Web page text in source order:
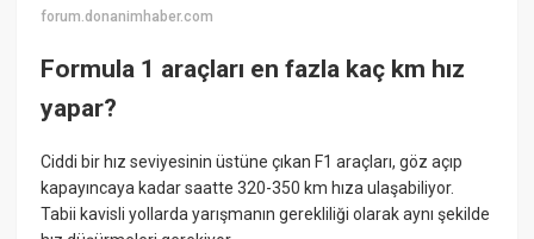
forum.donanimhaber.com
Formula 1 araçları en fazla kaç km hız
yapar?
Ciddi bir hız seviyesinin üstüne çıkan F1 araçları, göz açıp
kapayıncaya kadar saatte 320-350 km hıza ulaşabiliyor.
Tabii kavisli yollarda yarışmanın gerekliliği olarak aynı şekilde